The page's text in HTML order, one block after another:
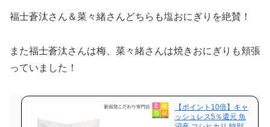
福士蒼汰さん＆菜々緒さんどちらも塩おにぎりを絶賛！
また福士蒼汰さんは梅、菜々緒さんは焼きおにぎりも頬張
っていました！
【ポイント10倍】キャ
ッシュレス5％還元 魚